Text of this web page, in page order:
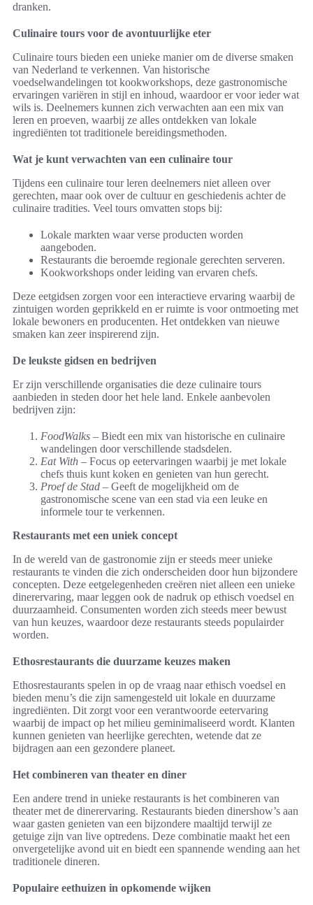
dranken.
Culinaire tours voor de avontuurlijke eter
Culinaire tours bieden een unieke manier om de diverse smaken
van Nederland te verkennen. Van historische
voedselwandelingen tot kookworkshops, deze gastronomische
ervaringen variëren in stijl en inhoud, waardoor er voor ieder wat
wils is. Deelnemers kunnen zich verwachten aan een mix van
leren en proeven, waarbij ze alles ontdekken van lokale
ingrediënten tot traditionele bereidingsmethoden.
Wat je kunt verwachten van een culinaire tour
Tijdens een culinaire tour leren deelnemers niet alleen over
gerechten, maar ook over de cultuur en geschiedenis achter de
culinaire tradities. Veel tours omvatten stops bij:
Lokale markten waar verse producten worden
aangeboden.
Restaurants die beroemde regionale gerechten serveren.
Kookworkshops onder leiding van ervaren chefs.
Deze eetgidsen zorgen voor een interactieve ervaring waarbij de
zintuigen worden geprikkeld en er ruimte is voor ontmoeting met
lokale bewoners en producenten. Het ontdekken van nieuwe
smaken kan zeer inspirerend zijn.
De leukste gidsen en bedrijven
Er zijn verschillende organisaties die deze culinaire tours
aanbieden in steden door het hele land. Enkele aanbevolen
bedrijven zijn:
FoodWalks – Biedt een mix van historische en culinaire
wandelingen door verschillende stadsdelen.
Eat With – Focus op eetervaringen waarbij je met lokale
chefs thuis kunt koken en genieten van hun gerecht.
Proef de Stad – Geeft de mogelijkheid om de
gastronomische scene van een stad via een leuke en
informele tour te verkennen.
Restaurants met een uniek concept
In de wereld van de gastronomie zijn er steeds meer unieke
restaurants te vinden die zich onderscheiden door hun bijzondere
concepten. Deze eetgelegenheden creëren niet alleen een unieke
dinerervaring, maar leggen ook de nadruk op ethisch voedsel en
duurzaamheid. Consumenten worden zich steeds meer bewust
van hun keuzes, waardoor deze restaurants steeds populairder
worden.
Ethosrestaurants die duurzame keuzes maken
Ethosrestaurants spelen in op de vraag naar ethisch voedsel en
bieden menu’s die zijn samengesteld uit lokale en duurzame
ingrediënten. Dit zorgt voor een verantwoorde eetervaring
waarbij de impact op het milieu geminimaliseerd wordt. Klanten
kunnen genieten van heerlijke gerechten, wetende dat ze
bijdragen aan een gezondere planeet.
Het combineren van theater en diner
Een andere trend in unieke restaurants is het combineren van
theater met de dinerervaring. Restaurants bieden dinershow’s aan
waar gasten genieten van een bijzondere maaltijd terwijl ze
getuige zijn van live optredens. Deze combinatie maakt het een
onvergetelijke avond uit en biedt een spannende wending aan het
traditionele dineren.
Populaire eethuizen in opkomende wijken